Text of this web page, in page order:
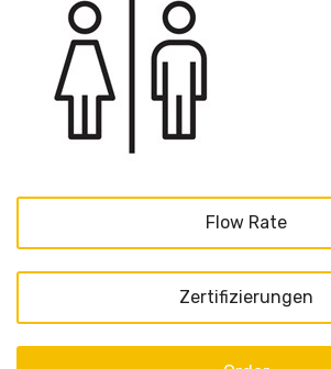
Flow Rate
Zertifizierungen